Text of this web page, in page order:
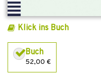
Klick ins Buch
Buch
52,00 €